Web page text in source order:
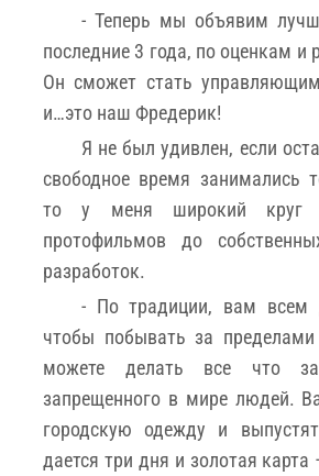
- Теперь мы объявим
последние 3 года, по оценкам и
Он сможет стать
и…это наш Фредерик!
Я не был удивлен, если
свободное время занимались
то у меня широкий круг
протофильмов до
разработок.
- По традиции, вам всем
чтобы побывать за
можете делать все что
запрещенного в мире людей.
городскую одежду и
дается три дня и золотая